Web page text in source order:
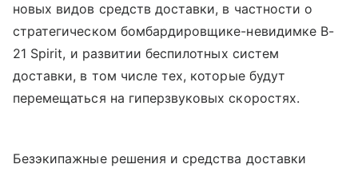
новых видов средств доставки, в частности о
стратегическом бомбардировщике-невидимке B-
21 Spirit, и развитии беспилотных систем
доставки, в том числе тех, которые будут
перемещаться на гиперзвуковых скоростях.
Безэкипажные решения и средства доставки